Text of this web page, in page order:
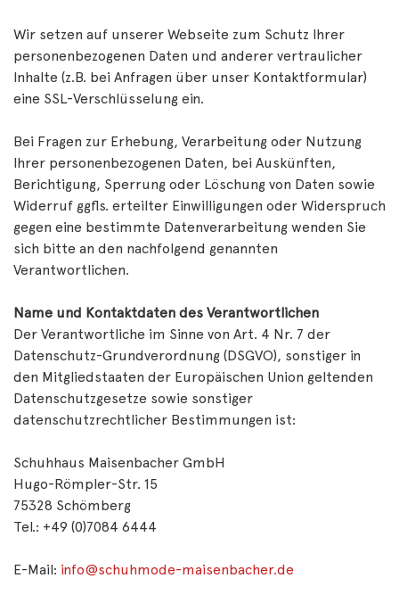
Wir setzen auf unserer Webseite zum Schutz Ihrer
personenbezogenen Daten und anderer vertraulicher
Inhalte (z.B. bei Anfragen über unser Kontaktformular)
eine SSL-Verschlüsselung ein.
Bei Fragen zur Erhebung, Verarbeitung oder Nutzung
Ihrer personenbezogenen Daten, bei Auskünften,
Berichtigung, Sperrung oder Löschung von Daten sowie
Widerruf ggfls. erteilter Einwilligungen oder Widerspruch
gegen eine bestimmte Datenverarbeitung wenden Sie
sich bitte an den nachfolgend genannten
Verantwortlichen.
Name und Kontaktdaten des Verantwortlichen
Der Verantwortliche im Sinne von Art. 4 Nr. 7 der
Datenschutz-Grundverordnung (DSGVO), sonstiger in
den Mitgliedstaaten der Europäischen Union geltenden
Datenschutzgesetze sowie sonstiger
datenschutzrechtlicher Bestimmungen ist:
Schuhhaus Maisenbacher GmbH
Hugo-Römpler-Str. 15
75328 Schömberg
Tel.: +49 (0)7084 6444
E-Mail: info@schuhmode-maisenbacher.de